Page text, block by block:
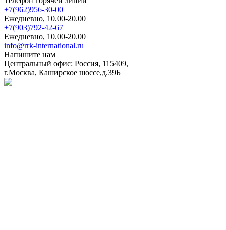
+7(962)956-30-00
Ежедневно, 10.00-20.00
+7(903)792-42-67
Ежедневно, 10.00-20.00
info@rrk-international.ru
Напишите нам
Центральный офис: Россия, 115409,
г.Москва, Каширское шоссе,д.39Б